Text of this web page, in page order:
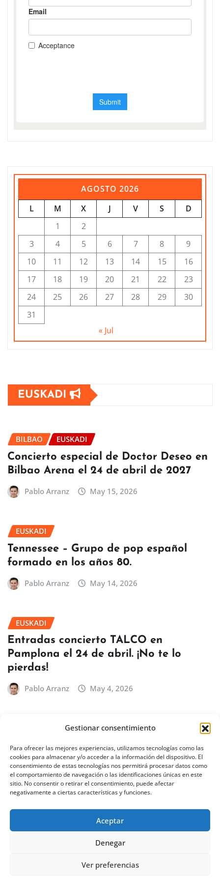
Gestionar consentimiento
Para ofrecer las mejores experiencias, utilizamos tecnologías como las
cookies para almacenar y/o acceder a la información del dispositivo. El
consentimiento de estas tecnologías nos permitirá procesar datos como
el comportamiento de navegación o las identificaciones únicas en este
sitio. No consentir o retirar el consentimiento, puede afectar
negativamente a ciertas características y funciones.
Aceptar
Denegar
Ver preferencias
AGOSTO 2026
L
M X J V S
D
1
2
3
4 5 6 7 8
9
10
11 12 13 14 15
16
17
18 19 20 21 22
23
24
25 26 27 28 29
30
31
« Jul
EUSKADI
BILBAO EUSKADI
Concierto especial de Doctor Deseo en
Bilbao Arena el 24 de abril de 2027
Pablo Arranz May 15, 2026
EUSKADI
Tennessee – Grupo de pop español
formado en los años 80.
Pablo Arranz May 14, 2026
EUSKADI
Entradas concierto TALCO en
Pamplona el 24 de abril. ¡No te lo
pierdas!
Pablo Arranz May 4, 2026
EUSKADI
Concierto de Íñigo Quintero en Bilbao
– 18 de febrero de 2027
Pablo Arranz Abr 30, 2026